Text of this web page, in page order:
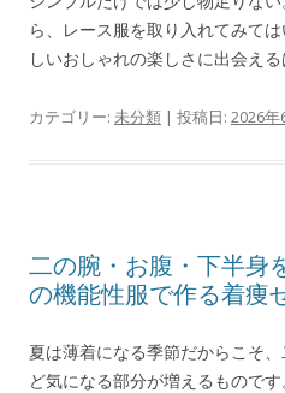
ら、レース服を取り入れてみて
しいおしゃれの楽しさに出会える
カテゴリー: 未分類 | 投稿日: 2026年
二の腕・お腹・下半身
の機能性服で作る着痩
夏は薄着になる季節だからこそ
ど気になる部分が増えるもので